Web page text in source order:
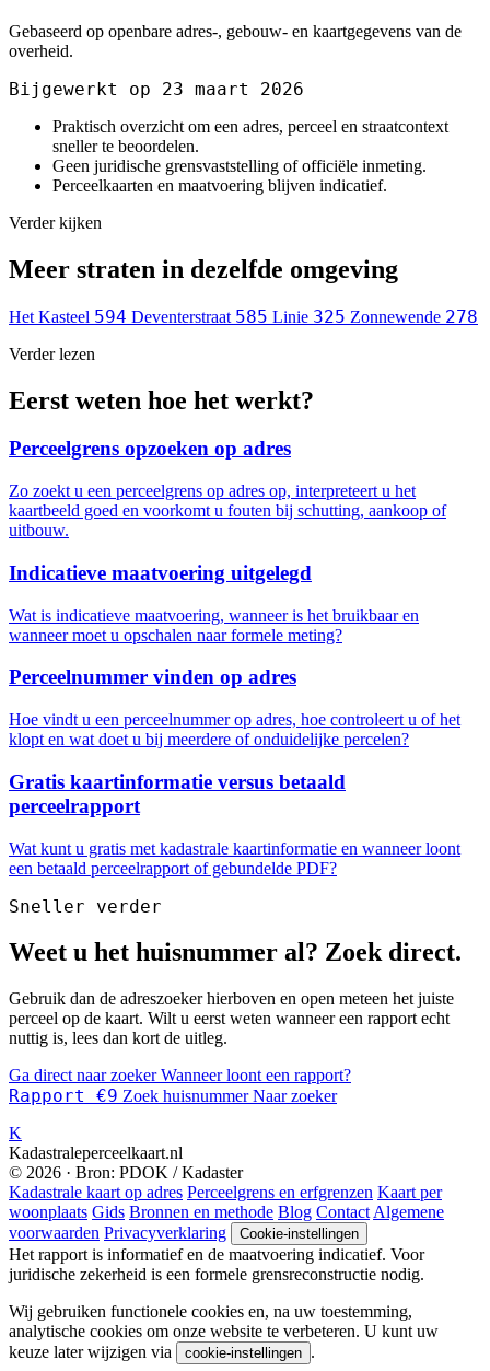
Gebaseerd op openbare adres-, gebouw- en kaartgegevens van de
overheid.
Bijgewerkt op 23 maart 2026
Praktisch overzicht om een adres, perceel en straatcontext
sneller te beoordelen.
Geen juridische grensvaststelling of officiële inmeting.
Perceelkaarten en maatvoering blijven indicatief.
Verder kijken
Meer straten in dezelfde omgeving
Het Kasteel 594 Deventerstraat 585 Linie 325 Zonnewende 278
Verder lezen
Eerst weten hoe het werkt?
Perceelgrens opzoeken op adres
Zo zoekt u een perceelgrens op adres op, interpreteert u het
kaartbeeld goed en voorkomt u fouten bij schutting, aankoop of
uitbouw.
Indicatieve maatvoering uitgelegd
Wat is indicatieve maatvoering, wanneer is het bruikbaar en
wanneer moet u opschalen naar formele meting?
Perceelnummer vinden op adres
Hoe vindt u een perceelnummer op adres, hoe controleert u of het
klopt en wat doet u bij meerdere of onduidelijke percelen?
Gratis kaartinformatie versus betaald
perceelrapport
Wat kunt u gratis met kadastrale kaartinformatie en wanneer loont
een betaald perceelrapport of gebundelde PDF?
Sneller verder
Weet u het huisnummer al? Zoek direct.
Gebruik dan de adreszoeker hierboven en open meteen het juiste
perceel op de kaart. Wilt u eerst weten wanneer een rapport echt
nuttig is, lees dan kort de uitleg.
Ga direct naar zoekerWanneer loont een rapport?
Rapport €9 Zoek huisnummer Naar zoeker
K
Kadastraleperceelkaart.nl
© 2026 · Bron: PDOK / Kadaster
Kadastrale kaart op adres Perceelgrens en erfgrenzen Kaart per
woonplaats Gids Bronnen en methode Blog Contact Algemene
voorwaarden Privacyverklaring Cookie-instellingen
Het rapport is informatief en de maatvoering indicatief. Voor
juridische zekerheid is een formele grensreconstructie nodig.
Wij gebruiken functionele cookies en, na uw toestemming,
analytische cookies om onze website te verbeteren. U kunt uw
keuze later wijzigen via
cookie-instellingen .